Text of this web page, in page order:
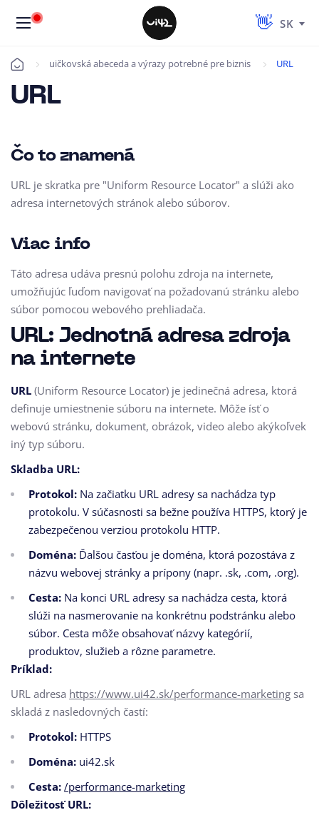
SK
Úvod uičkovská abeceda a výrazy potrebné pre biznis URL
URL
Čo to znamená
URL je skratka pre "Uniform Resource Locator" a slúži ako
adresa internetových stránok alebo súborov.
Viac info
Táto adresa udáva presnú polohu zdroja na internete,
umožňujúc ľuďom navigovať na požadovanú stránku alebo
súbor pomocou webového prehliadača.
URL: Jednotná adresa zdroja
na internete
URL (Uniform Resource Locator) je jedinečná adresa, ktorá
definuje umiestnenie súboru na internete. Môže ísť o
webovú stránku, dokument, obrázok, video alebo akýkoľvek
iný typ súboru.
Skladba URL:
Protokol: Na začiatku URL adresy sa nachádza typ
protokolu. V súčasnosti sa bežne používa HTTPS, ktorý je
zabezpečenou verziou protokolu HTTP.
Doména: Ďalšou časťou je doména, ktorá pozostáva z
názvu webovej stránky a prípony (napr. .sk, .com, .org).
Cesta: Na konci URL adresy sa nachádza cesta, ktorá
slúži na nasmerovanie na konkrétnu podstránku alebo
súbor. Cesta môže obsahovať názvy kategórií,
produktov, služieb a rôzne parametre.
Príklad:
URL adresa https://www.ui42.sk/performance-marketing sa
skladá z nasledovných častí:
Protokol: HTTPS
Doména: ui42.sk
Cesta: /performance-marketing
Dôležitosť URL: